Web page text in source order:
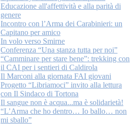
Educazione all'affettività e alla parità di
genere
Incontro con l’Arma dei Carabinieri: un
Capitano per amico
In volo verso Smirne
Conferenza “Una stanza tutta per noi”
“Camminare per stare bene”: trekking con
il CAI per i sentieri di Caldirola
Il Marconi alla giornata FAI giovani
Progetto “Libriamoci” invito alla lettura
con Il Sindaco di Tortona
Il sangue non è acqua...ma è solidarietà!
“L’Arma che ho dentro… Io ballo… non
mi sballo”